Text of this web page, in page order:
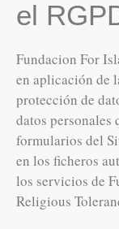
el
Fundacion For
en aplicación de
protección de
datos personales
formularios del
en los ficheros
los servicios de
Religious